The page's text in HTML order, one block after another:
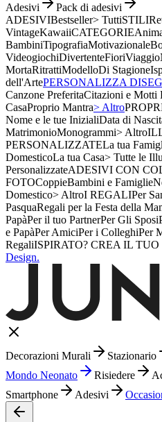
Adesivi
Pack di adesivi
ADESIVIBestseller> TuttiSTILI
VintageKawaiiCATEGORIE
BambiniTipografiaMotivazionale
VideogiochiDivertenteFioriViaggio
MortaRitrattiModelloDi Stagione
dell'ArtePERSONALIZZA
Canzone PreferitaCitazioni e Motti
CasaProprio Mantra> Altro
Nome e le tue InizialiData di
MatrimonioMonogrammi> Altro
PERSONALIZZATELa tua
DomesticoLa tua Casa> Tutte le
PersonalizzateADESIVI CON
FOTOCoppieBambini e Famiglie
Domestico> AltroI REGALIPer
PasquaRegali per la Festa della
PapàPer il tuo PartnerPer Gli Sposi
e PapàPer AmiciPer i ColleghiPer
RegaliISPIRATO? CREA IL TUO
Design.
Decorazioni Murali Stazionario
Mondo Neonato
Risiedere
Smartphone
Adesivi